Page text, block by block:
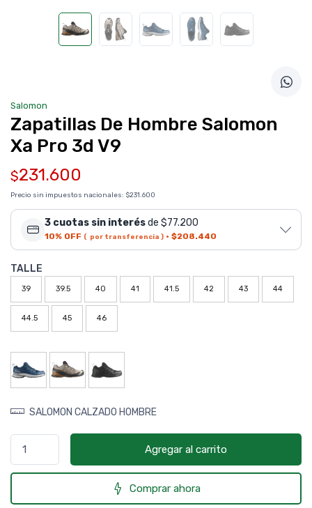
Salomon
Zapatillas De Hombre Salomon
Xa Pro 3d V9
$231.600
Precio sin impuestos nacionales: $231.600
3 cuotas sin interésde $77.200
10% OFF ( por transferencia ) · $208.440
TALLE
39 39.5 40 41 41.5 42 43 44
44.5 45 46
SALOMON CALZADO HOMBRE
Agregar al carrito
Comprar ahora